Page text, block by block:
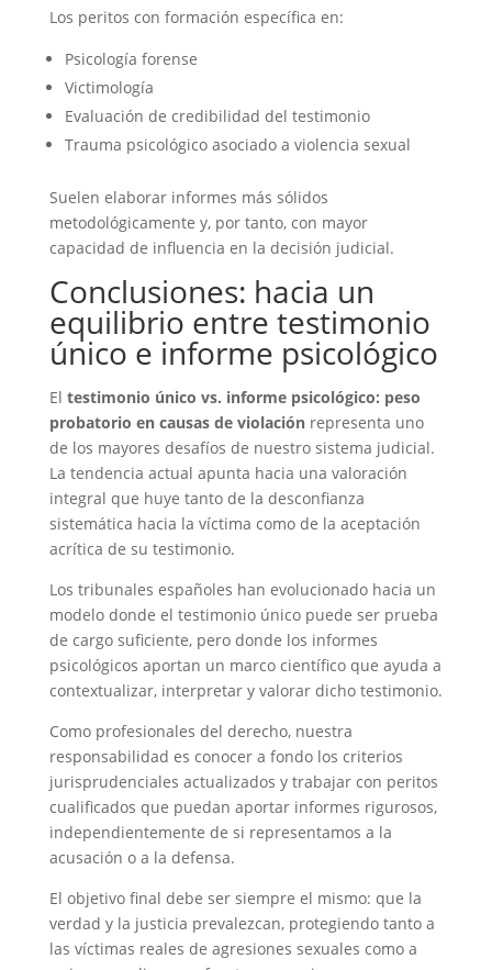
Los peritos con formación específica en:
Psicología forense
Victimología
Evaluación de credibilidad del testimonio
Trauma psicológico asociado a violencia sexual
Suelen elaborar informes más sólidos
metodológicamente y, por tanto, con mayor
capacidad de influencia en la decisión judicial.
Conclusiones: hacia un
equilibrio entre testimonio
único e informe psicológico
El testimonio único vs. informe psicológico: peso
probatorio en causas de violaciónrepresenta uno
de los mayores desafíos de nuestro sistema judicial.
La tendencia actual apunta hacia una valoración
integral que huye tanto de la desconfianza
sistemática hacia la víctima como de la aceptación
acrítica de su testimonio.
Los tribunales españoles han evolucionado hacia un
modelo donde el testimonio único puede ser prueba
de cargo suficiente, pero donde los informes
psicológicos aportan un marco científico que ayuda a
contextualizar, interpretar y valorar dicho testimonio.
Como profesionales del derecho, nuestra
responsabilidad es conocer a fondo los criterios
jurisprudenciales actualizados y trabajar con peritos
cualificados que puedan aportar informes rigurosos,
independientemente de si representamos a la
acusación o a la defensa.
El objetivo final debe ser siempre el mismo: que la
verdad y la justicia prevalezcan, protegiendo tanto a
las víctimas reales de agresiones sexuales como a